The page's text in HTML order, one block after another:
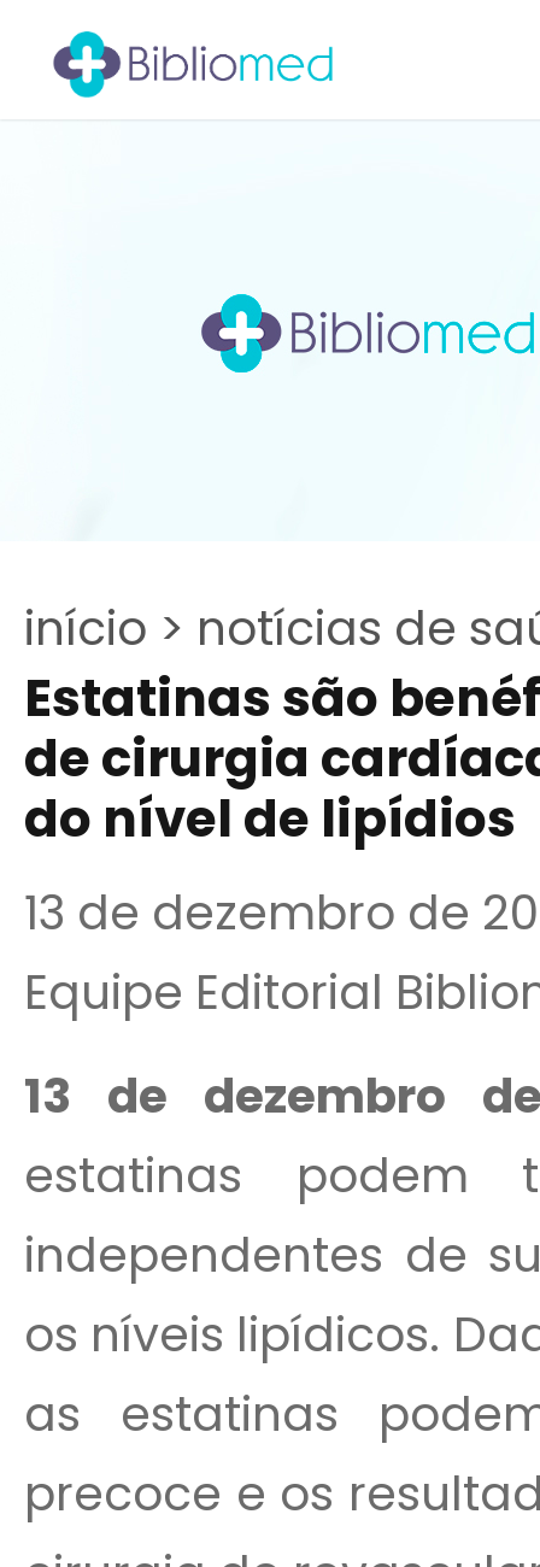
início > notícias de
Estatinas são
de cirurgia
do nível de lipídios
13 de dezembro de
Equipe Editorial
13 de dezembro
estatinas podem
independentes de
os níveis lipídicos.
as estatinas
precoce e os